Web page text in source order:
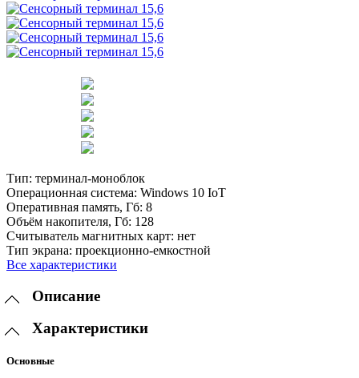
Тип: терминал-моноблок
Операционная система: Windows 10 IoT
Оперативная память, Гб: 8
Объём накопителя, Гб: 128
Считыватель магнитных карт: нет
Тип экрана: проекционно-емкостной
Все характеристики
Описание
Характеристики
Основные